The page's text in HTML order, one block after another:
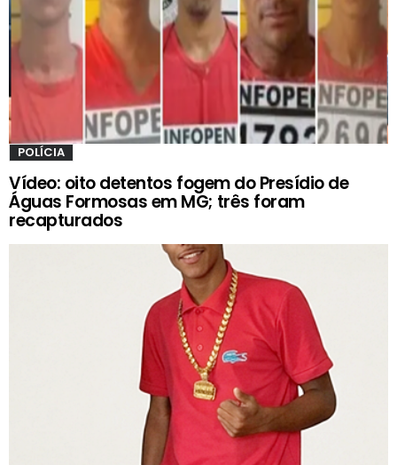
POLÍCIA
Vídeo: oito detentos fogem do Presídio de
Águas Formosas em MG; três foram
recapturados